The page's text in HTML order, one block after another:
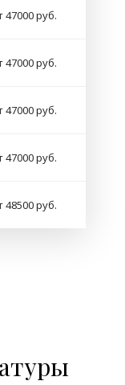
47000 руб.
47000 руб.
47000 руб.
47000 руб.
48500 руб.